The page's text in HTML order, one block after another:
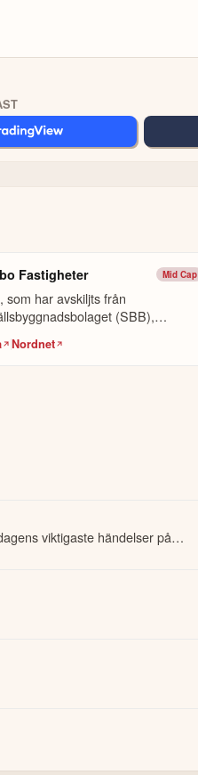
Fastigheter Mid Cap
som har avskiljts från
(SBB),
Nordnet
viktigaste händelser på